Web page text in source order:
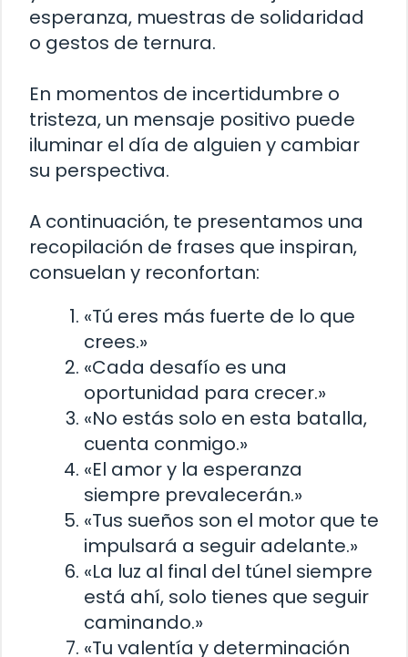
esperanza, muestras de solidaridad
o gestos de ternura.
En momentos de incertidumbre o
tristeza, un mensaje positivo puede
iluminar el día de alguien y cambiar
su perspectiva.
A continuación, te presentamos una
recopilación de frases que inspiran,
consuelan y reconfortan:
«Tú eres más fuerte de lo que
crees.»
«Cada desafío es una
oportunidad para crecer.»
«No estás solo en esta batalla,
cuenta conmigo.»
«El amor y la esperanza
siempre prevalecerán.»
«Tus sueños son el motor que te
impulsará a seguir adelante.»
«La luz al final del túnel siempre
está ahí, solo tienes que seguir
caminando.»
«Tu valentía y determinación